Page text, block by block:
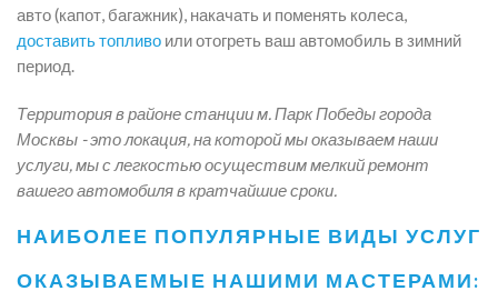
авто (капот, багажник), накачать и поменять колеса,
доставить топливо или отогреть ваш автомобиль в зимний
период.
Территория в районе станции м. Парк Победы города
Москвы - это локация, на которой мы оказываем наши
услуги, мы с легкостью осуществим мелкий ремонт
вашего автомобиля в кратчайшие сроки.
НАИБОЛЕЕ ПОПУЛЯРНЫЕ ВИДЫ УСЛУГ
ОКАЗЫВАЕМЫЕ НАШИМИ МАСТЕРАМИ: